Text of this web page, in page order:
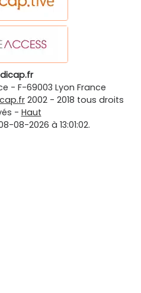
- F-69003 Lyon France
2002 - 2018 tous droits
- Haut
08-2026 à 13:01:02.